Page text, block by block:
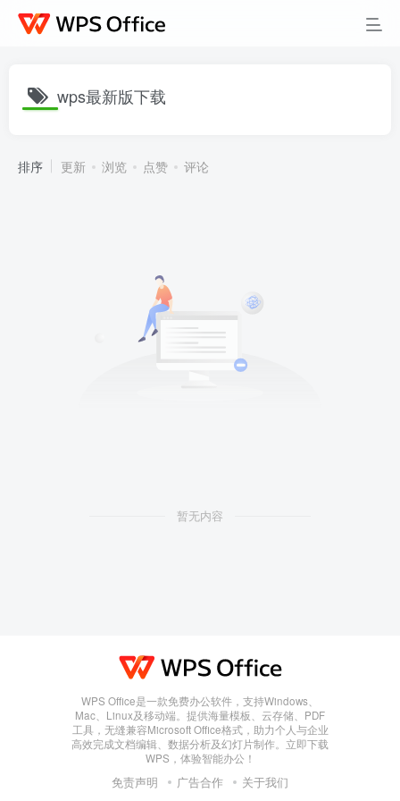
wps最新版下载
排序 更新 浏览 点赞 评论
暂无内容
WPS Office是一款免费办公软件，支持Windows、
Mac、Linux及移动端。提供海量模板、云存储、PDF
工具，无缝兼容Microsoft Office格式，助力个人与企业
高效完成文档编辑、数据分析及幻灯片制作。立即下载
WPS，体验智能办公！
免责声明 广告合作 关于我们